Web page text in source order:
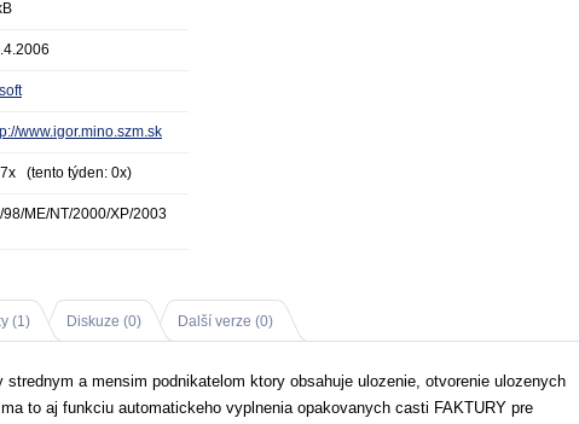
www.igor.mino.szm.sk
(tento týden: 0x)
98/ME/NT/2000/XP/2003
(1) Diskuze (0) Další verze (0)
strednym a mensim podnikatelom ktory obsahuje ulozenie, otvorenie ulozenych
to aj funkciu automatickeho vyplnenia opakovanych casti FAKTURY pre